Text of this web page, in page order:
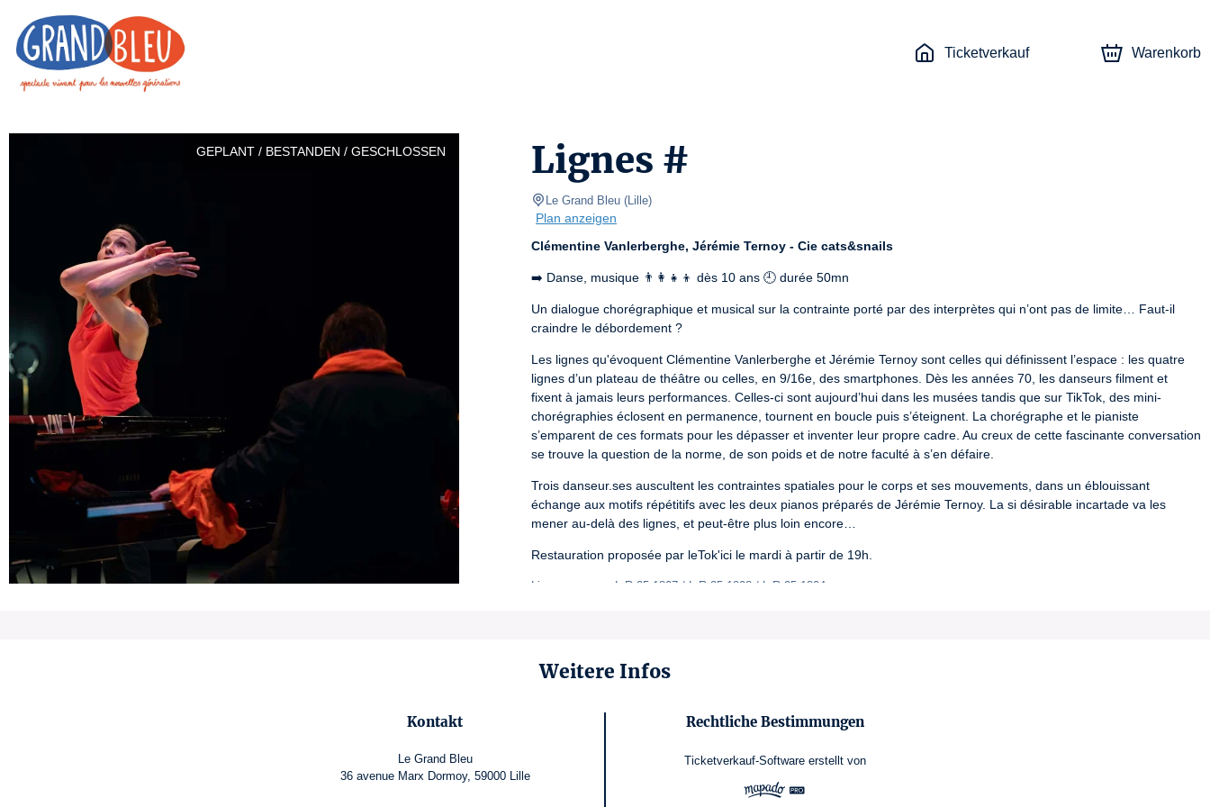
Ticketverkauf Warenkorb
GEPLANT / BESTANDEN / GESCHLOSSEN Lignes #
Le Grand Bleu (Lille)
Plan anzeigen
Clémentine Vanlerberghe, Jérémie Ternoy - Cie cats&snails
➡️ Danse, musique 👨‍👩‍👧‍👦 dès 10 ans 🕘 durée 50mn
Un dialogue chorégraphique et musical sur la contrainte porté par des interprètes qui n’ont pas de limite… Faut-il
craindre le débordement ?
Les lignes qu'évoquent Clémentine Vanlerberghe et Jérémie Ternoy sont celles qui définissent l’espace : les quatre
lignes d’un plateau de théâtre ou celles, en 9/16e, des smartphones. Dès les années 70, les danseurs filment et
fixent à jamais leurs performances. Celles-ci sont aujourd’hui dans les musées tandis que sur TikTok, des mini-
chorégraphies éclosent en permanence, tournent en boucle puis s’éteignent. La chorégraphe et le pianiste
s’emparent de ces formats pour les dépasser et inventer leur propre cadre. Au creux de cette fascinante conversation
se trouve la question de la norme, de son poids et de notre faculté à s’en défaire.
Trois danseur.ses auscultent les contraintes spatiales pour le corps et ses mouvements, dans un éblouissant
échange aux motifs répétitifs avec les deux pianos préparés de Jérémie Ternoy. La si désirable incartade va les
mener au-delà des lignes, et peut-être plus loin encore…
Restauration proposée par leTok'ici le mardi à partir de 19h.
Lizenznummer: L-R-25-1807 / L-R-25-1808 / L-R-25-1804
Weitere Infos
Kontakt
Le Grand Bleu
36 avenue Marx Dormoy, 59000 Lille
Rechtliche Bestimmungen
Ticketverkauf-Software erstellt von